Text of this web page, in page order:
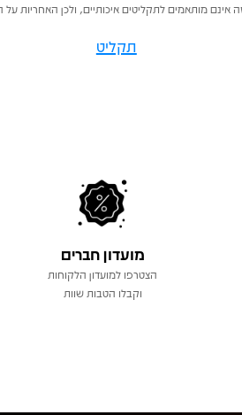
אינם מותאמים לתקליטים איכותיים, ולכן האחריות
תקליט
מועדון חברים
הצטרפו למועדון הלקוחות
וקבלו הטבות שוות